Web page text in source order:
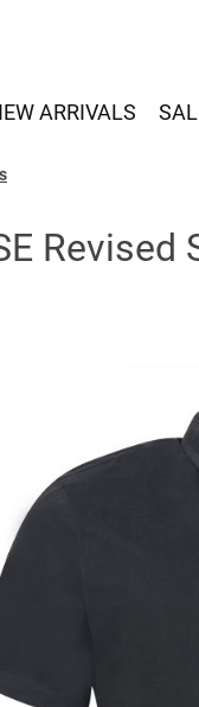
ARRIVALS